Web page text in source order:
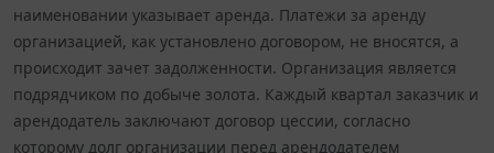
наименовании указывает аренда. Платежи за аренду
организацией, как установлено договором, не вносятся, а
происходит зачет задолженности. Организация является
подрядчиком по добыче золота. Каждый квартал заказчик и
арендодатель заключают договор цессии, согласно
которому долг организации перед арендодателем